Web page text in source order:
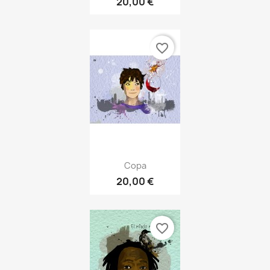
Copa
20,00 €
favorite_border
favorite_border